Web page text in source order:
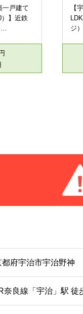
一戸建て
）】近鉄
円
【
ジ
都府宇治市宇治野神
奈良線「宇治」駅 徒